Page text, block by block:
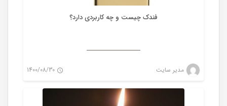
0
فندک چیست و چه کاربردی دارد؟
مدیر سایت 1400/08/30
فندک